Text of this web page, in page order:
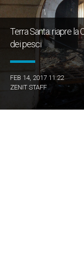
Terra Santa: riapre la
dei pesci
FEB 14, 2017 11:22
ZENIT STAFF